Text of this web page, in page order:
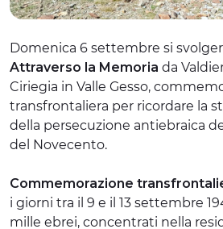
EVENTI
OFFERTE
ACCOGLIENZA
Domenica 6 settembre si
Attraverso la Memoria da
Ciriegia in Valle Gesso,
transfrontaliera per ricordare la
della persecuzione antiebraica
del Novecento.
Commemorazione
i giorni tra il 9 e il 13 settembre
mille ebrei, concentrati nella